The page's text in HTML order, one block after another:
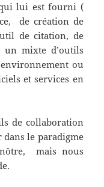
lui est fourni (
de création de
de citation, de
un mixte d’outils
ou
et services en
de collaboration
le paradigme
mais nous